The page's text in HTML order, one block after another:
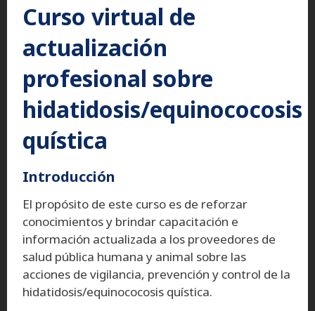
Curso virtual de
actualización
profesional sobre
hidatidosis/equinococosis
quística
Introducción
El propósito de este curso es de reforzar
conocimientos y brindar capacitación e
información actualizada a los proveedores de
salud pública humana y animal sobre las
acciones de vigilancia, prevención y control de la
hidatidosis/equinococosis quística.